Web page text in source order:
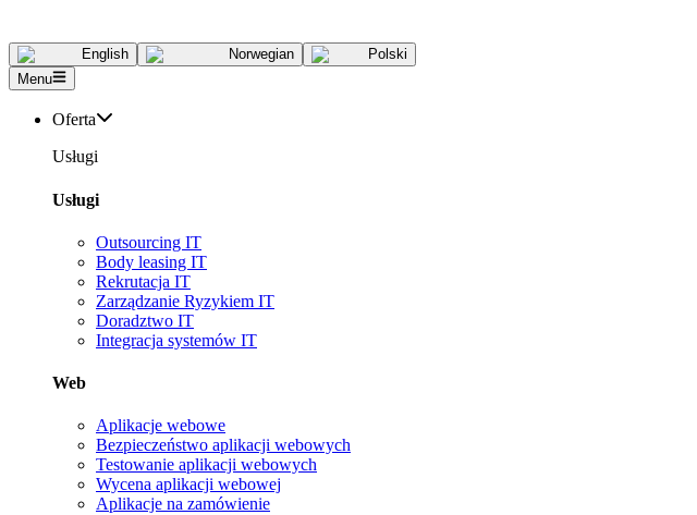
English Norwegian
Polski
Menu
Oferta
Usługi
Usługi
Outsourcing IT
Body leasing IT
Rekrutacja IT
Zarządzanie Ryzykiem IT
Doradztwo IT
Integracja systemów IT
Web
Aplikacje webowe
Bezpieczeństwo aplikacji webowych
Testowanie aplikacji webowych
Wycena aplikacji webowej
Aplikacje na zamówienie